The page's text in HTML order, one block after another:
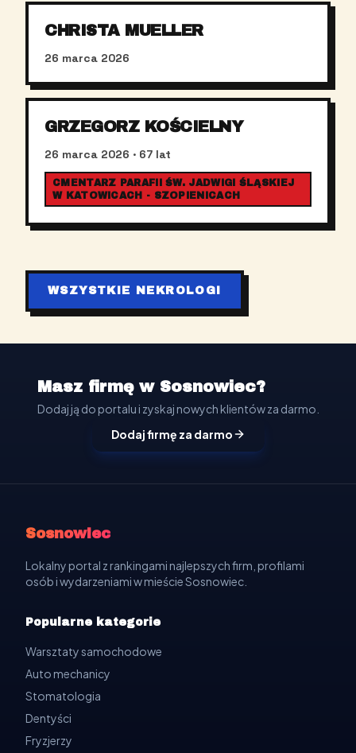
CHRISTA MUELLER
26 marca 2026
GRZEGORZ KOŚCIELNY
26 marca 2026 · 67 lat
CMENTARZ PARAFII ŚW. JADWIGI ŚLĄSKIEJ
W KATOWICACH - SZOPIENICACH
WSZYSTKIE NEKROLOGI
Masz firmę w Sosnowiec?
Dodaj ją do portalu i zyskaj nowych klientów za darmo.
Dodaj firmę za darmo
Sosnowiec
Lokalny portal z rankingami najlepszych firm, profilami
osób i wydarzeniami w mieście Sosnowiec.
Popularne kategorie
Warsztaty samochodowe
Auto mechanicy
Stomatologia
Dentyści
Fryzjerzy